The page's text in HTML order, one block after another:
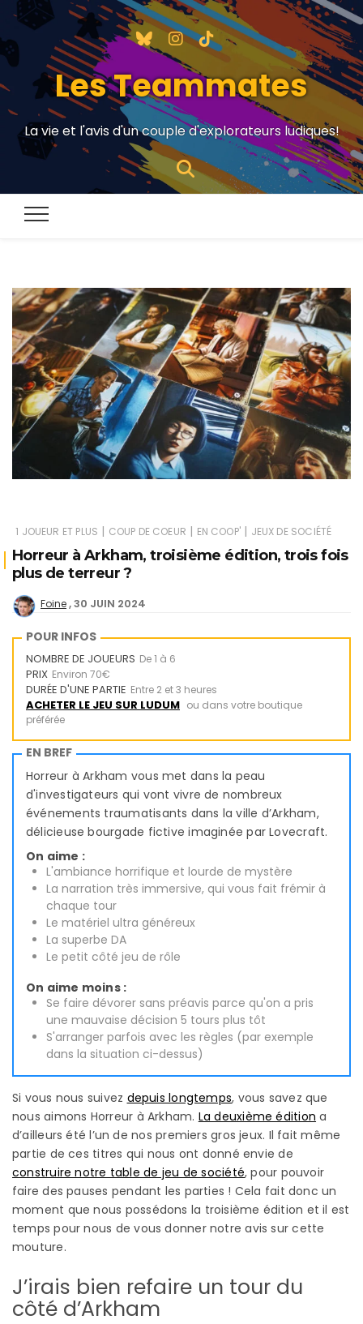
Les Teammates
La vie et l'avis d'un couple d'explorateurs ludiques!
1 JOUEUR ET PLUS | COUP DE COEUR | EN COOP' | JEUX DE SOCIÉTÉ
Horreur à Arkham, troisième édition, trois fois
plus de terreur ?
Foine 30 JUIN 2024
POUR INFOS
NOMBRE DE JOUEURS De 1 à 6
PRIX Environ 70€
DURÉE D'UNE PARTIE Entre 2 et 3 heures
ACHETER LE JEU SUR LUDUM ou dans votre boutique
préférée
EN BREF
Horreur à Arkham vous met dans la peau
d'investigateurs qui vont vivre de nombreux
événements traumatisants dans la ville d’Arkham,
délicieuse bourgade fictive imaginée par Lovecraft.
On aime :
L'ambiance horrifique et lourde de mystère
La narration très immersive, qui vous fait frémir à
chaque tour
Le matériel ultra généreux
La superbe DA
Le petit côté jeu de rôle
On aime moins :
Se faire dévorer sans préavis parce qu'on a pris
une mauvaise décision 5 tours plus tôt
S'arranger parfois avec les règles (par exemple
dans la situation ci-dessus)
Si vous nous suivez depuis longtemps, vous savez que
nous aimons Horreur à Arkham. La deuxième édition a
d’ailleurs été l’un de nos premiers gros jeux. Il fait même
partie de ces titres qui nous ont donné envie de
construire notre table de jeu de société, pour pouvoir
faire des pauses pendant les parties ! Cela fait donc un
moment que nous possédons la troisième édition et il est
temps pour nous de vous donner notre avis sur cette
mouture.
J’irais bien refaire un tour du
côté d’Arkham